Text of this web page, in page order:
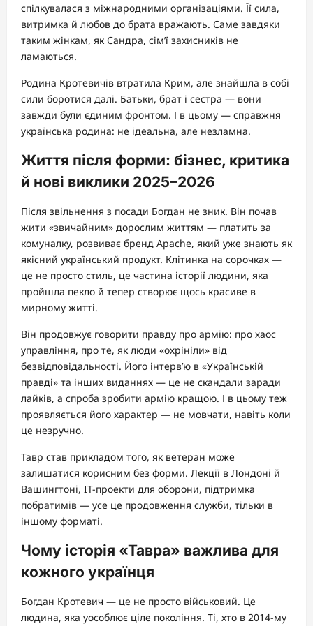
спілкувалася з міжнародними організаціями. Її сила,
витримка й любов до брата вражають. Саме завдяки
таким жінкам, як Сандра, сім’ї захисників не
ламаються.
Родина Кротевичів втратила Крим, але знайшла в собі
сили боротися далі. Батьки, брат і сестра — вони
завжди були єдиним фронтом. І в цьому — справжня
українська родина: не ідеальна, але незламна.
Життя після форми: бізнес, критика
й нові виклики 2025–2026
Після звільнення з посади Богдан не зник. Він почав
жити «звичайним» дорослим життям — платить за
комуналку, розвиває бренд Apache, який уже знають як
якісний український продукт. Клітинка на сорочках —
це не просто стиль, це частина історії людини, яка
пройшла пекло й тепер створює щось красиве в
мирному житті.
Він продовжує говорити правду про армію: про хаос
управління, про те, як люди «охрініли» від
безвідповідальності. Його інтерв’ю в «Українській
правді» та інших виданнях — це не скандали заради
лайків, а спроба зробити армію кращою. І в цьому теж
проявляється його характер — не мовчати, навіть коли
це незручно.
Тавр став прикладом того, як ветеран може
залишатися корисним без форми. Лекції в Лондоні й
Вашингтоні, IT-проекти для оборони, підтримка
побратимів — усе це продовження служби, тільки в
іншому форматі.
Чому історія «Тавра» важлива для
кожного українця
Богдан Кротевич — це не просто військовий. Це
людина, яка уособлює ціле покоління. Ті, хто в 2014-му